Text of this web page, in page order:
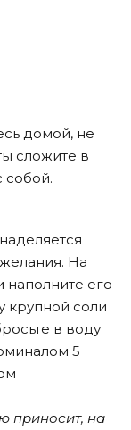
домой, не
сложите в
собой.
На
наполните его
крупной соли
в воду
5
приносит, на